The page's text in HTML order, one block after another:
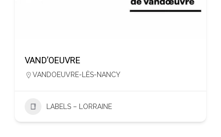
VAND’OEUVRE
VANDOEUVRE-LÈS-NANCY
LABELS – LORRAINE